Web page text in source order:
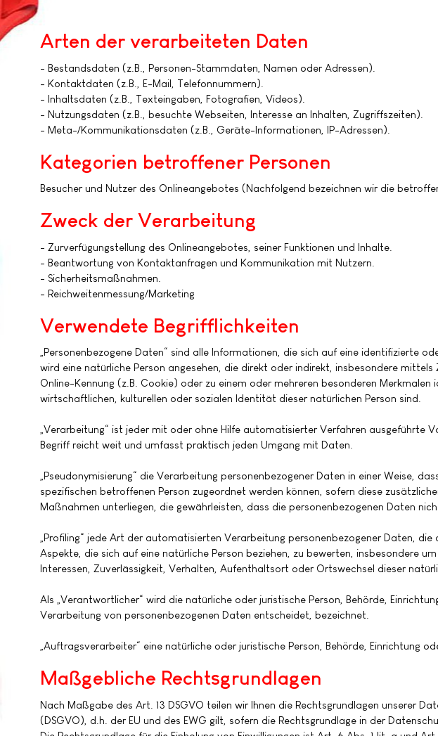
Arten der verarbeiteten Daten
- Bestandsdaten (z.B., Personen-Stammdaten, Namen oder Adressen).
- Kontaktdaten (z.B., E-Mail, Telefonnummern).
- Inhaltsdaten (z.B., Texteingaben, Fotografien, Videos).
- Nutzungsdaten (z.B., besuchte Webseiten, Interesse an Inhalten, Zugriffszeiten).
- Meta-/Kommunikationsdaten (z.B., Geräte-Informationen, IP-Adressen).
Kategorien betroffener Personen
Besucher und Nutzer des Onlineangebotes (Nachfolgend bezeichnen wir die
Zweck der Verarbeitung
- Zurverfügungstellung des Onlineangebotes, seiner Funktionen und Inhalte.
- Beantwortung von Kontaktanfragen und Kommunikation mit Nutzern.
- Sicherheitsmaßnahmen.
- Reichweitenmessung/Marketing
Verwendete Begrifflichkeiten
„Personenbezogene Daten“ sind alle Informationen, die sich auf eine identifizierte
wird eine natürliche Person angesehen, die direkt oder indirekt, insbesondere
Online-Kennung (z.B. Cookie) oder zu einem oder mehreren besonderen
wirtschaftlichen, kulturellen oder sozialen Identität dieser natürlichen Person sind.
„Verarbeitung“ ist jeder mit oder ohne Hilfe automatisierter Verfahren ausgeführte
Begriff reicht weit und umfasst praktisch jeden Umgang mit Daten.
„Pseudonymisierung“ die Verarbeitung personenbezogener Daten in einer Weise,
spezifischen betroffenen Person zugeordnet werden können, sofern diese
Maßnahmen unterliegen, die gewährleisten, dass die personenbezogenen Daten
„Profiling“ jede Art der automatisierten Verarbeitung personenbezogener Daten,
Aspekte, die sich auf eine natürliche Person beziehen, zu bewerten, insbesondere
Interessen, Zuverlässigkeit, Verhalten, Aufenthaltsort oder Ortswechsel dieser
Als „Verantwortlicher“ wird die natürliche oder juristische Person, Behörde,
Verarbeitung von personenbezogenen Daten entscheidet, bezeichnet.
„Auftragsverarbeiter“ eine natürliche oder juristische Person, Behörde, Einrichtung
Maßgebliche Rechtsgrundlagen
Nach Maßgabe des Art. 13 DSGVO teilen wir Ihnen die Rechtsgrundlagen unserer
(DSGVO), d.h. der EU und des EWG gilt, sofern die Rechtsgrundlage in der